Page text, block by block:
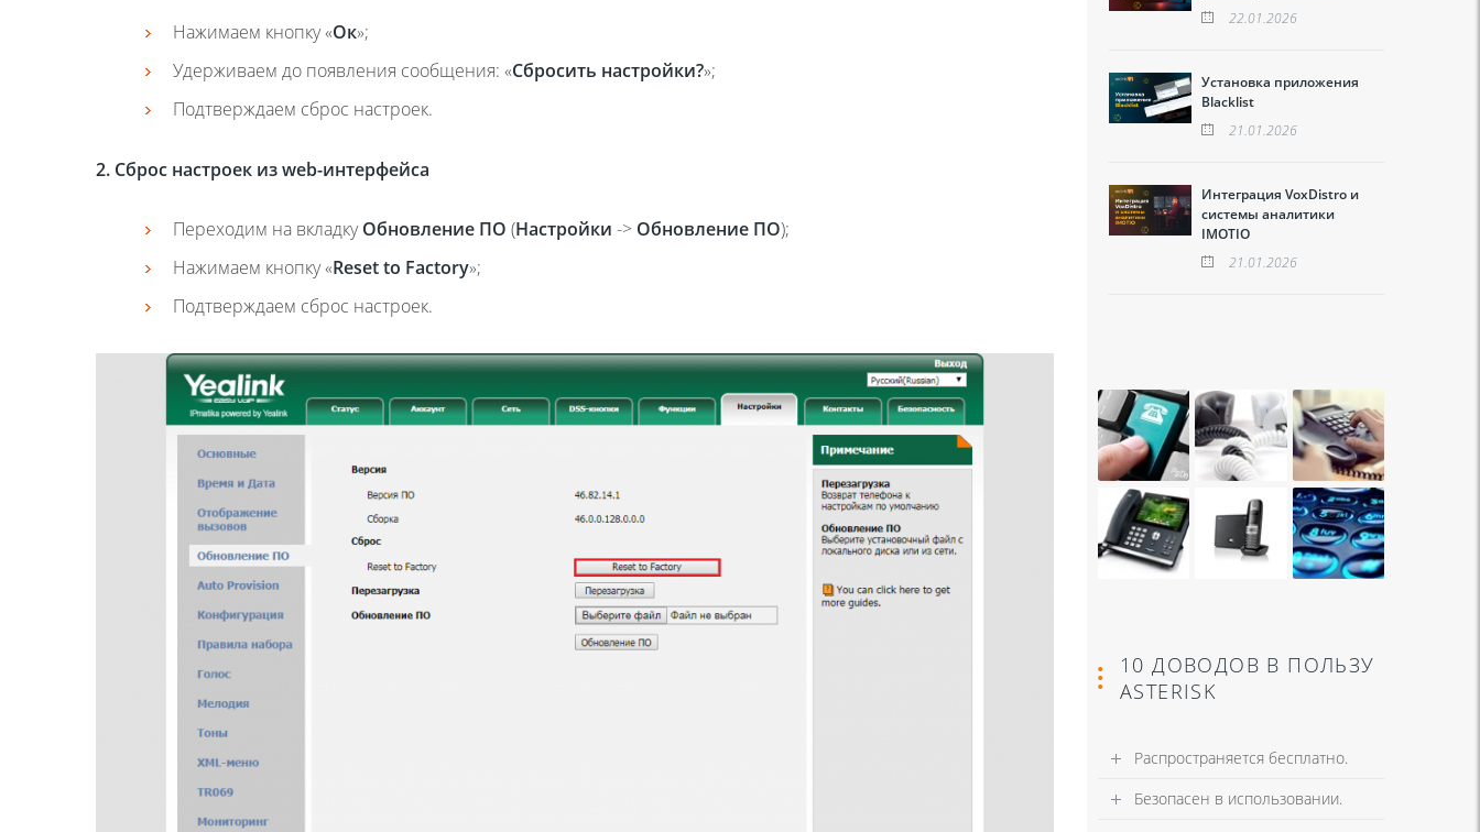
Нажимаем кнопку «Ок»;
Удерживаем до появления сообщения: «Сбросить настройки?»;
Подтверждаем сброс настроек.
2. Сброс настроек изweb-интерфейса
Переходим на вкладкуОбновление ПО (Настройки -> Обновление ПО);
Нажимаем кнопку «Reset to Factory»;
Подтверждаем сброс настроек.
22.01.2026
Установка приложения
Blacklist
21.01.2026
Интеграция VoxDistro и
системы аналитики
IMOTIO
21.01.2026
10 ДОВОДОВ В ПОЛЬЗУ
ASTERISK
Распространяется бесплатно.
Безопасен в использовании.